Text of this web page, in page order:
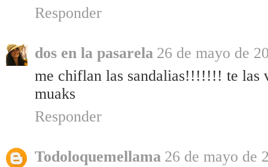
Responder
dos en la pasarela 26 de mayo de
me chiflan las sandalias!!!!!!! te las
muaks
Responder
Todoloquemellama 26 de mayo de